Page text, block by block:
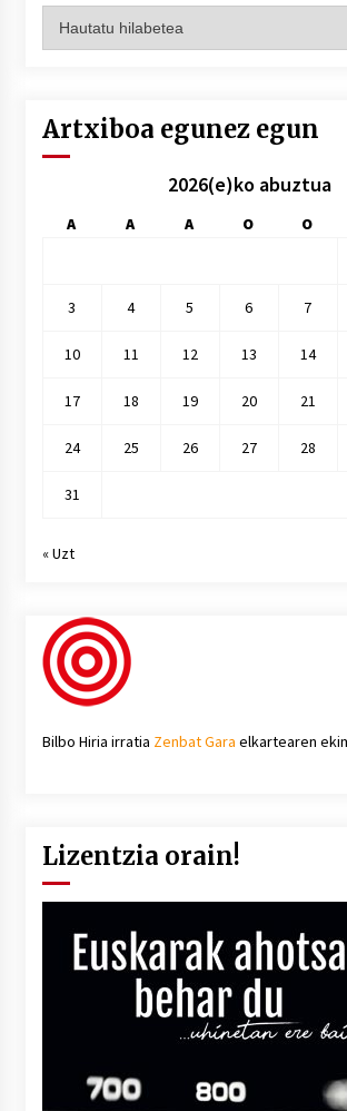
hilez
Artxiboa egunez egun
2026(e)ko abuztua
A A A O O
3 4 5 6 7
10 11 12 13 14
17 18 19 20 21
24 25 26 27 28
31
« Uzt
Bilbo Hiria irratia Zenbat Gara elkartearen
Lizentzia orain!